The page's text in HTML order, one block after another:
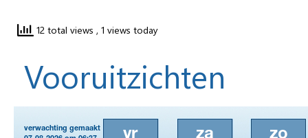
12 total views , 1 views today
Vooruitzichten